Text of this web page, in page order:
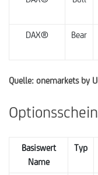
DAX® Bear
Quelle: onemarkets by
Basiswert
Name
Typ